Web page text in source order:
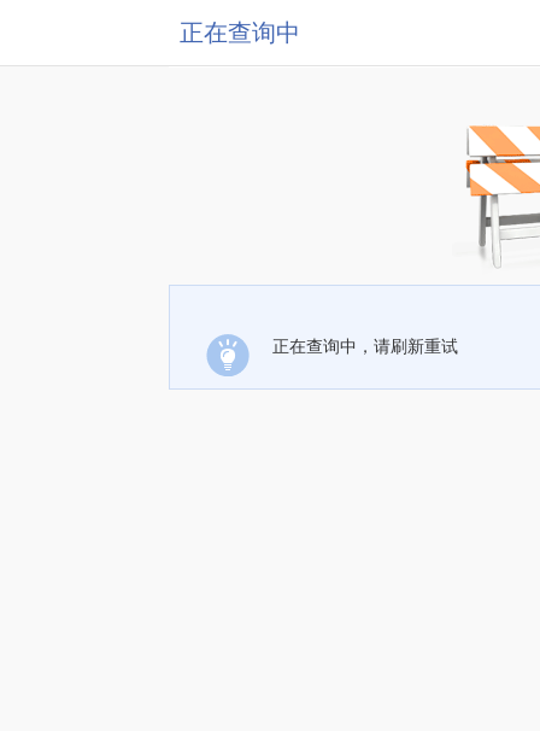
正在查询中
正在查询中，请刷新重试